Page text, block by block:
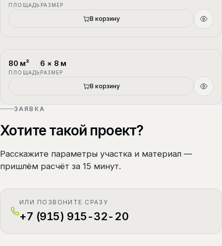
ПЛОЩАДЬ РАЗМЕР
В корзину
П-4
80 м²
ПЛОЩАДЬ
6 × 8 м
РАЗМЕР
В корзину
ЗАЯВКА
Хотите такой проект?
Расскажите параметры участка и материал —
пришлём расчёт за 15 минут.
ИЛИ ПОЗВОНИТЕ СРАЗУ
+7 (915) 915-32-20